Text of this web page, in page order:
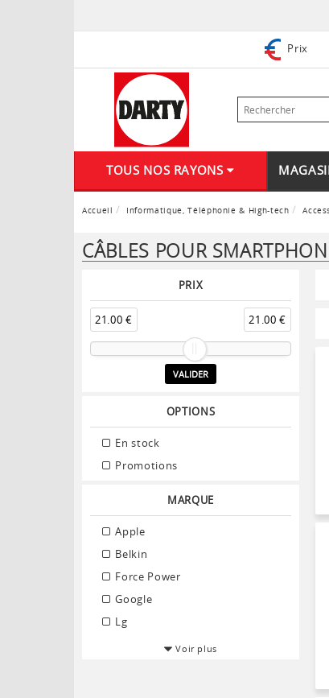
Prix
TOUS NOS RAYONS
Accueil Informatique, Téléphonie & High-tech
CÂBLES POUR
PRIX
21.00 € 21.00 €
VALIDER
OPTIONS
En stock
Promotions
MARQUE
Apple
Belkin
Force Power
Google
Lg
Voir plus